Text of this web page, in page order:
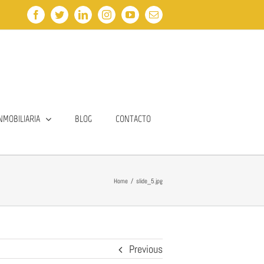
FacebookTwitterLinkedInInstagramYouTubeEmail
BLOG CONTACTO
Home / slide_5.jpg
Previous